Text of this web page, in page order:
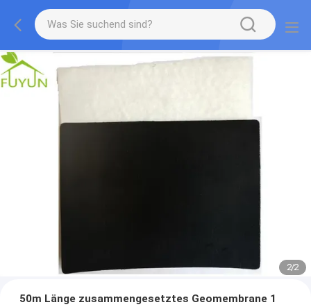
2/2
50m Länge zusammengesetztes Geomembrane 1